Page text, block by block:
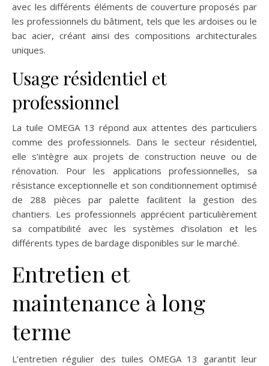
avec les différents éléments de couverture proposés par
les professionnels du bâtiment, tels que les ardoises ou le
bac acier, créant ainsi des compositions architecturales
uniques.
Usage résidentiel et
professionnel
La tuile OMEGA 13 répond aux attentes des particuliers
comme des professionnels. Dans le secteur résidentiel,
elle s’intègre aux projets de construction neuve ou de
rénovation. Pour les applications professionnelles, sa
résistance exceptionnelle et son conditionnement optimisé
de 288 pièces par palette facilitent la gestion des
chantiers. Les professionnels apprécient particulièrement
sa compatibilité avec les systèmes d’isolation et les
différents types de bardage disponibles sur le marché.
Entretien et
maintenance à long
terme
L’entretien régulier des tuiles OMEGA 13 garantit leur